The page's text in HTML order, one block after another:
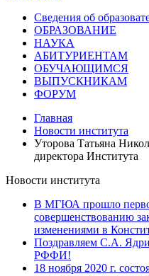
Сведения об
ОБРАЗОВАНИЕ
НАУКА
АБИТУРИЕНТАМ
ОБУЧАЮЩИМСЯ
ВЫПУСКНИКАМ
ФОРУМ
Главная
Новости института
Уторова Татьяна
директора Института
Новости института
В МГЮА прошло
совершенствованию
изменениями в
Поздравляем С.А.
РФФИ!
18 ноября 2020 г.